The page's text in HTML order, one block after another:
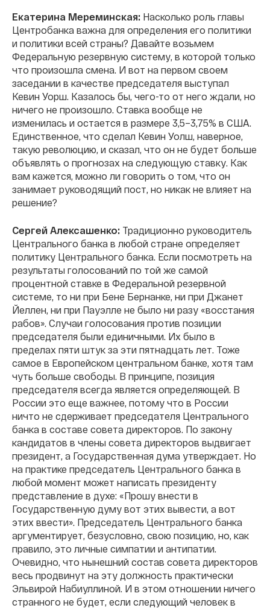
Екатерина Мереминская: Насколько роль главы
Центробанка важна для определения его политики
и политики всей страны? Давайте возьмем
Федеральную резервную систему, в которой только
что произошла смена. И вот на первом своем
заседании в качестве председателя выступал
Кевин Уорш. Казалось бы, чего-то от него ждали, но
ничего не произошло. Ставка вообще не
изменилась и остается в размере 3,5–3,75% в США.
Единственное, что сделал Кевин Уолш, наверное,
такую революцию, и сказал, что он не будет больше
объявлять о прогнозах на следующую ставку. Как
вам кажется, можно ли говорить о том, что он
занимает руководящий пост, но никак не влияет на
решение?
Сергей Алексашенко: Традиционно руководитель
Центрального банка в любой стране определяет
политику Центрального банка. Если посмотреть на
результаты голосований по той же самой
процентной ставке в Федеральной резервной
системе, то ни при Бене Бернанке, ни при Джанет
Йеллен, ни при Пауэлле не было ни разу «восстания
рабов». Случаи голосования против позиции
председателя были единичными. Их было в
пределах пяти штук за эти пятнадцать лет. Тоже
самое в Европейском центральном банке, хотя там
чуть больше свободы. В принципе, позиция
председателя всегда является определяющей. В
России это еще важнее, потому что в России
ничто не сдерживает председателя Центрального
банка в составе совета директоров. По закону
кандидатов в члены совета директоров выдвигает
президент, а Государственная дума утверждает. Но
на практике председатель Центрального банка в
любой момент может написать президенту
представление в духе: «Прошу внести в
Государственную думу вот этих вывести, а вот
этих ввести». Председатель Центрального банка
аргументирует, безусловно, свою позицию, но, как
правило, это личные симпатии и антипатии.
Очевидно, что нынешний состав совета директоров
весь продвинут на эту должность практически
Эльвирой Набиуллиной. И в этом отношении ничего
странного не будет, если следующий человек в